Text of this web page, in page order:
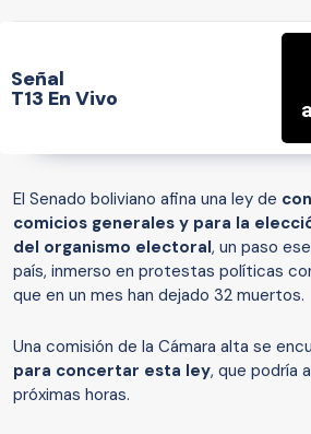
Señal
T13 En Vivo
El Senado boliviano afina una ley de
comicios generales y para la
del organismo electoral, un paso
país, inmerso en protestas políticas
que en un mes han dejado 32 muertos.
Una comisión de la Cámara alta se
para concertar esta ley, que podría
próximas horas.